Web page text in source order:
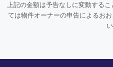
上記の金額は予告なしに変動する
ては物件オーナーの申告によるお
い